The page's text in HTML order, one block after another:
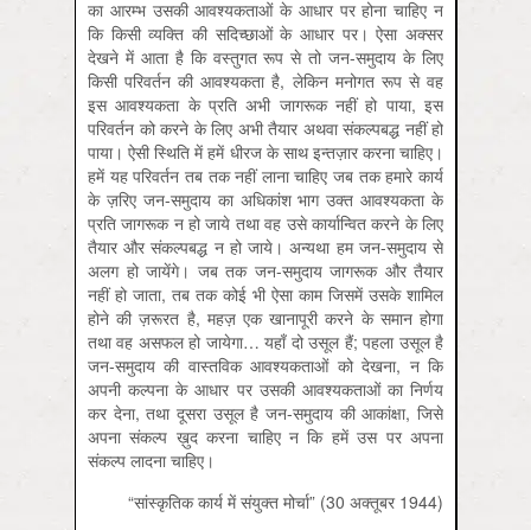
का आरम्भ उसकी आवश्यकताओं के आधार पर होना चाहिए न
कि किसी व्यक्ति की सदिच्छाओं के आधार पर। ऐसा अक्सर
देखने में आता है कि वस्तुगत रूप से तो जन-समुदाय के लिए
किसी परिवर्तन की आवश्यकता है, लेकिन मनोगत रूप से वह
इस आवश्यकता के प्रति अभी जागरूक नहीं हो पाया, इस
परिवर्तन को करने के लिए अभी तैयार अथवा संकल्पबद्ध नहीं हो
पाया। ऐसी स्थिति में हमें धीरज के साथ इन्तज़ार करना चाहिए।
हमें यह परिवर्तन तब तक नहीं लाना चाहिए जब तक हमारे कार्य
के ज़रिए जन-समुदाय का अधिकांश भाग उक्त आवश्यकता के
प्रति जागरूक न हो जाये तथा वह उसे कार्यान्वित करने के लिए
तैयार और संकल्पबद्ध न हो जाये। अन्यथा हम जन-समुदाय से
अलग हो जायेंगे। जब तक जन-समुदाय जागरूक और तैयार
नहीं हो जाता, तब तक कोई भी ऐसा काम जिसमें उसके शामिल
होने की ज़रूरत है, महज़ एक खानापूरी करने के समान होगा
तथा वह असफल हो जायेगा… यहाँ दो उसूल हैं; पहला उसूल है
जन-समुदाय की वास्तविक आवश्यकताओं को देखना, न कि
अपनी कल्पना के आधार पर उसकी आवश्यकताओं का निर्णय
कर देना, तथा दूसरा उसूल है जन-समुदाय की आकांक्षा, जिसे
अपना संकल्प ख़ुद करना चाहिए न कि हमें उस पर अपना
संकल्प लादना चाहिए।
“सांस्कृतिक कार्य में संयुक्त मोर्चा” (30 अक्तूबर 1944)